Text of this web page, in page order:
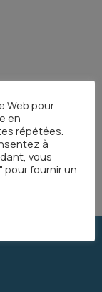
Web pour
en
répétées.
à
vous
pour fournir un